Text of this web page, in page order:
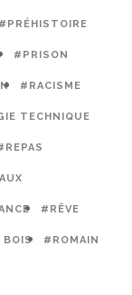
#PRÉHISTOIRE
#PRISON
#RACISME
TECHNIQUE
#RÊVE
BOIS #ROMAIN